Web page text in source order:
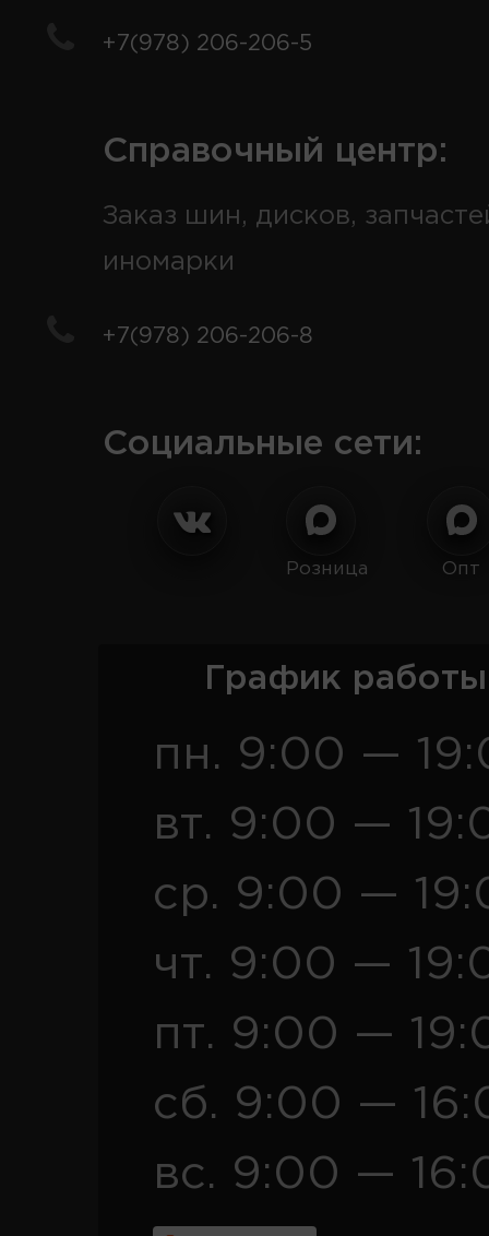
+7(978) 206-206-5
Справочный центр:
Заказ шин, дисков,
иномарки
+7(978) 206-206-8
Социальные сети:
Розница Опт
График
пн. 9:00 —
вт. 9:00 —
ср. 9:00 —
чт. 9:00 —
пт. 9:00 —
сб. 9:00 —
вс. 9:00 —